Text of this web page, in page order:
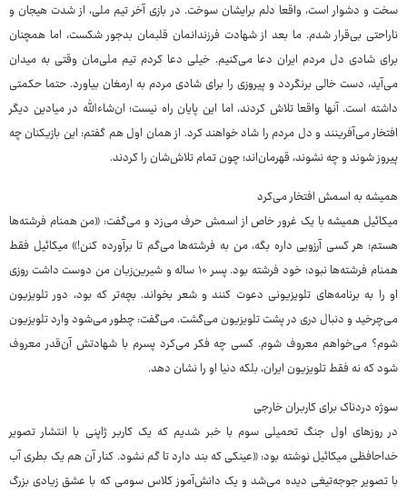
سخت و دشوار است، واقعا دلم برایشان سوخت. در بازی آخر تیم ملی، از شدت هیجان و
ناراحتی بی‌قرار شدم. ما بعد از شهادت فرزندانمان قلبمان بدجور شکست، اما همچنان
برای شادی دل مردم ایران دعا می‌کنیم. خیلی دعا کردم تیم ملی‌مان وقتی به میدان
می‌آید، دست خالی برنگردد و پیروزی را برای شادی مردم به ارمغان بیاورد. حتما حکمتی
داشته است. آنها واقعا تلاش کردند، اما این پایان راه نیست؛ ان‌شاءالله در میادین دیگر
افتخار می‌آفرینند و دل مردم را شاد خواهند کرد. از همان اول هم گفتم: این بازیکنان چه
پیروز شوند و چه نشوند، قهرمان‌اند؛ چون تمام تلاش‌شان را کردند.
همیشه به اسمش افتخار می‌کرد
میکائیل همیشه با یک غرور خاص از اسمش حرف می‌زد و می‌گفت: «من همنام فرشته‌ها
هستم؛ هر کسی آرزویی داره بگه، من به فرشته‌ها می‌گم تا برآورده کنن!» میکائیل فقط
همنام فرشته‌ها نبود؛ خود فرشته بود. پسر ۱۰ ساله و شیرین‌زبان من دوست داشت روزی
او را به برنامه‌های تلویزیونی دعوت کنند و شعر بخواند. بچه‌تر که بود، دور تلویزیون
می‌چرخید و دنبال دری در پشت تلویزیون می‌گشت. می‌گفت: چطور می‌شود وارد تلویزیون
شوم؟ می‌خواهم معروف شوم. کسی چه فکر می‌کرد پسرم با شهادتش آن‌قدر معروف
شود که نه فقط تلویزیون ایران، بلکه دنیا او را نشان دهد.
سوژه دردناک برای کاربران خارجی
در روزهای اول جنگ تحمیلی سوم با خبر شدیم که یک کاربر ژاپنی با انتشار تصویر
خداحافظی میکائیل نوشته بود: «عینکی که بند دارد تا گم نشود. کنار آن هم یک بطری آب
با تصویر جوجه‌تیغی دیده می‌شد و یک دانش‌آموز کلاس سومی که با عشق زیادی بزرگ